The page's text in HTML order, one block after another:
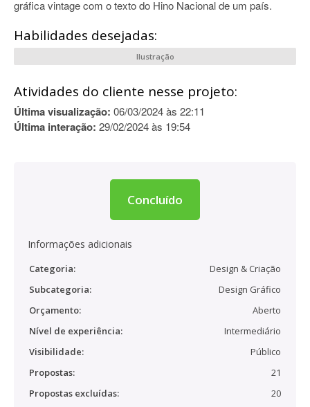
gráfica vintage com o texto do Hino Nacional de um país.
Habilidades desejadas:
Ilustração
Atividades do cliente nesse projeto:
Última visualização: 06/03/2024 às 22:11
Última interação: 29/02/2024 às 19:54
Concluído
Informações adicionais
Categoria:
Design & Criação
Subcategoria:
Design Gráfico
Orçamento:
Aberto
Nível de experiência:
Intermediário
Visibilidade:
Público
Propostas:
21
Propostas excluídas:
20